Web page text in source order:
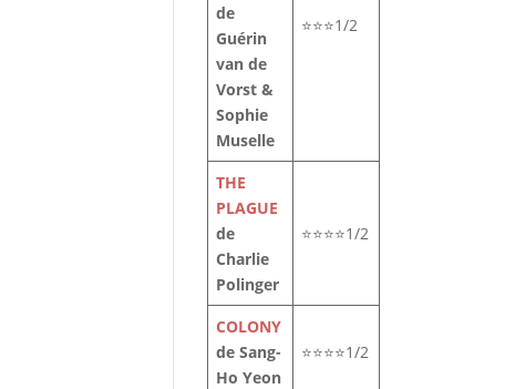
de
Guérin
van de
Vorst &
Sophie
Muselle
⭐⭐⭐1/2
THE
PLAGUE
de
Charlie
Polinger
⭐⭐⭐⭐1/2
COLONY
de Sang-
Ho Yeon
⭐⭐⭐⭐1/2